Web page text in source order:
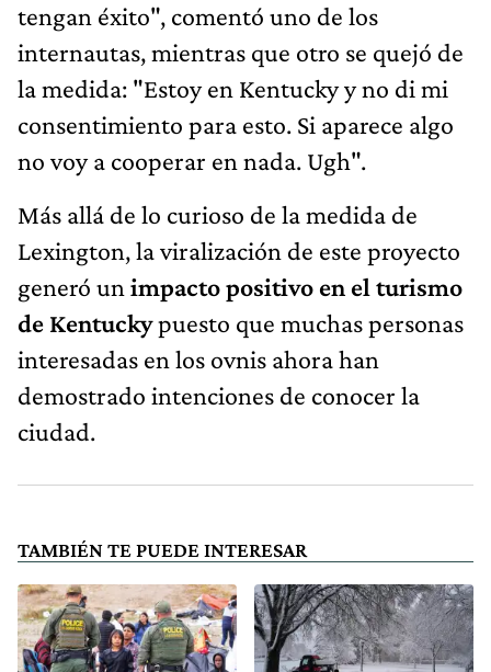
tengan éxito", comentó uno de los
internautas, mientras que otro se quejó de
la medida: "Estoy en Kentucky y no di mi
consentimiento para esto. Si aparece algo
no voy a cooperar en nada. Ugh".
Más allá de lo curioso de la medida de
Lexington, la viralización de este proyecto
generó un impacto positivo en el turismo
de Kentuckypuesto que muchas personas
interesadas en los ovnis ahora han
demostrado intenciones de conocer la
ciudad.
TAMBIÉN TE PUEDE INTERESAR